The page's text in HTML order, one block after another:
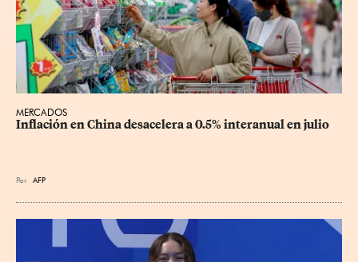
MERCADOS
Inflación en China desacelera a 0.5% interanual en julio
Por AFP